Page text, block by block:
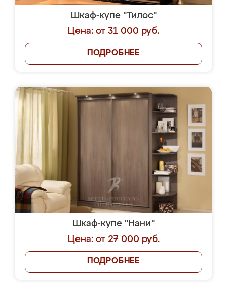
Шкаф-купе "Тилос"
Цена: от 31 000 руб.
ПОДРОБНЕЕ
Шкаф-купе "Нани"
Цена: от 27 000 руб.
ПОДРОБНЕЕ